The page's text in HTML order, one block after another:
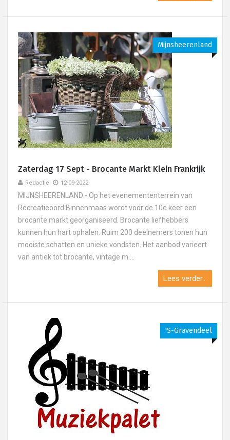
Mijnsheerenland
Zaterdag 17 Sept - Brocante Markt Klein Frankrijk
Redactie 12-09-2022
MIJNSHEERENLAND - Op het evenemententerrein van
Recreatieoord Binnenmaas wordt voor de 10e keer een
brocante markt georganiseerd. Brocante liefhebbers
kunnen hun hart ophalen. Ruim 200 deelnemers tonen hun
mooiste schatten en unieke vondsten. Het aanbod varieert
van antiek tot brocante, vintage m....
Lees verder...
's-Gravendeel